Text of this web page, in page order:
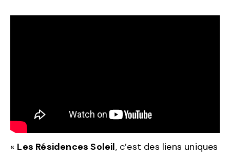
« Les Résidences Soleil, c’est des liens uniques